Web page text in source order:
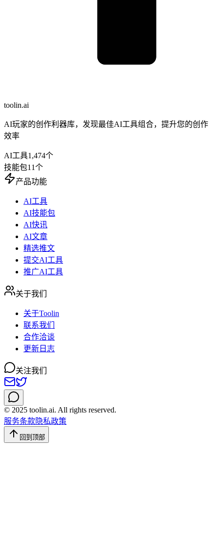
toolin.ai
AI玩家的创作利器库，发现最佳AI工具组合，提升您的创作
效率
AI工具1,474个
技能包11个
产品功能
AI工具
AI技能包
AI快讯
AI文章
精选推文
提交AI工具
推广AI工具
关于我们
关于Toolin
联系我们
合作洽谈
更新日志
关注我们
© 2025 toolin.ai. All rights reserved.
服务条款隐私政策
回到顶部